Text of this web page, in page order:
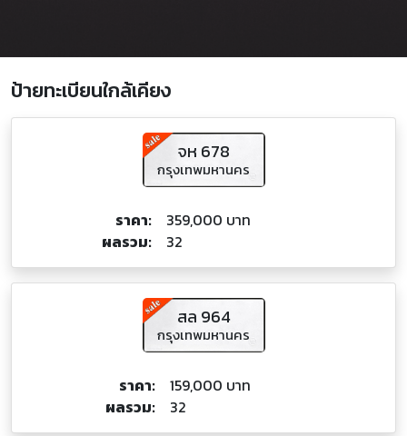
ป้ายทะเบียนใกล้เคียง
จห 678
กรุงเทพมหานคร
ราคา:
359,000 บาท
ผลรวม:
32
สล 964
กรุงเทพมหานคร
ราคา:
159,000 บาท
ผลรวม:
32